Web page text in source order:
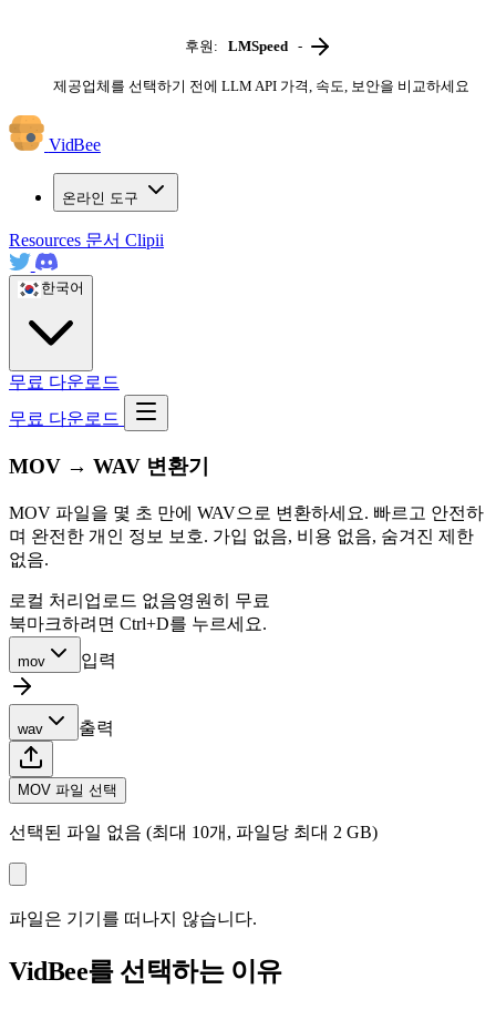
후원: LMSpeed -
제공업체를 선택하기 전에 LLM API 가격, 속도, 보안을 비교하세요
VidBee
온라인 도구
Resources 문서 Clipii
한국어
무료 다운로드
무료 다운로드
MOV → WAV 변환기
MOV 파일을 몇 초 만에 WAV으로 변환하세요. 빠르고 안전하
며 완전한 개인 정보 보호. 가입 없음, 비용 없음, 숨겨진 제한
없음.
로컬 처리 업로드 없음영원히 무료
북마크하려면 Ctrl+D를 누르세요.
mov 입력
wav 출력
MOV 파일 선택
선택된 파일 없음 (최대 10개, 파일당 최대 2 GB)
파일은 기기를 떠나지 않습니다.
VidBee를 선택하는 이유